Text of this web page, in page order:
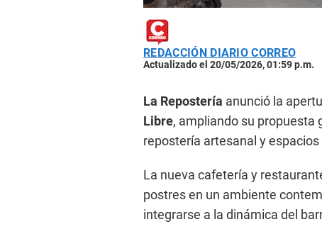
REDACCIÓN DIARIO CORREO
Actualizado el 20/05/2026, 01:59 p.m.
La Repostería anunció la
Libre, ampliando su
repostería artesanal y
La nueva cafetería y
postres en un ambiente
integrarse a la dinámica del